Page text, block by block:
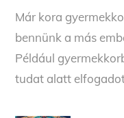
Már kora
bennünk a más
Például
tudat alatt